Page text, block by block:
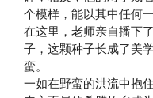
个模样，能以其中任何
在这里，老师亲自播下
子，这颗种子长成了美
蛮。
一如在野蛮的洪流中抱